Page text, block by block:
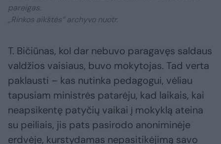
pareigas.
„Rinkos aikštės“ archyvo nuotr.
T. Bičiūnas, kol dar nebuvo paragavęs saldaus
valdžios vaisiaus, buvo mokytojas. Tad verta
paklausti – kas nutinka pedagogui, vėliau
tapusiam ministrės patarėju, kad laikais, kai
neapsikentę patyčių vaikai į mokyklą ateina
su peiliais, jis pats pasirodo anoniminėje
erdvėje, kurstydamas nepasitikėjimą savo